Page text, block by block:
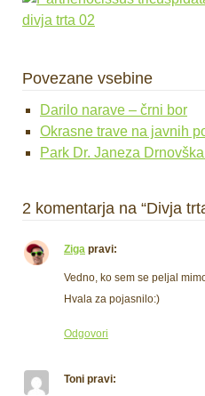
Povezane vsebine
Darilo narave – črni bor
Okrasne trave na javnih
Park Dr. Janeza
2 komentarja na “Divja
Ziga pravi:
Vedno, ko sem se peljal
Hvala za pojasnilo:)
Odgovori
Toni pravi: